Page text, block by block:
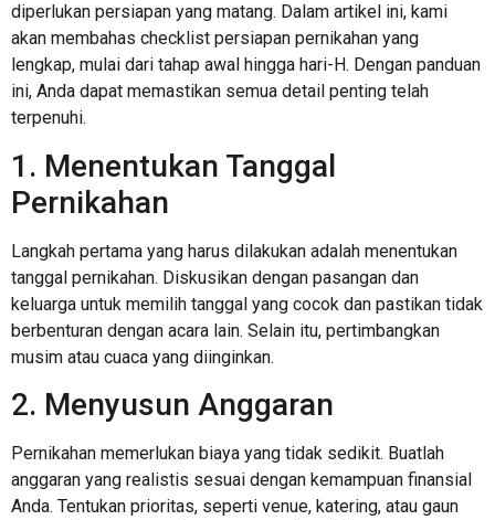
diperlukan persiapan yang matang. Dalam artikel ini, kami
akan membahas checklist persiapan pernikahan yang
lengkap, mulai dari tahap awal hingga hari-H. Dengan panduan
ini, Anda dapat memastikan semua detail penting telah
terpenuhi.
1. Menentukan Tanggal
Pernikahan
Langkah pertama yang harus dilakukan adalah menentukan
tanggal pernikahan. Diskusikan dengan pasangan dan
keluarga untuk memilih tanggal yang cocok dan pastikan tidak
berbenturan dengan acara lain. Selain itu, pertimbangkan
musim atau cuaca yang diinginkan.
2. Menyusun Anggaran
Pernikahan memerlukan biaya yang tidak sedikit. Buatlah
anggaran yang realistis sesuai dengan kemampuan finansial
Anda. Tentukan prioritas, seperti venue, katering, atau gaun